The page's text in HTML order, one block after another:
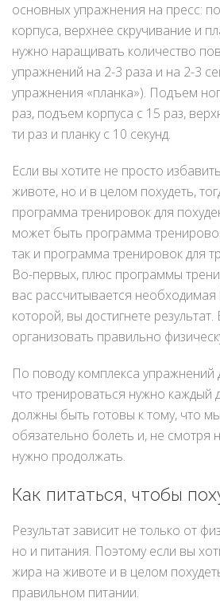
основных упражнения на пресс:
корпуса, верхнее скручивание и
нужно наращивать количество
упражнений на 2-3 раза и на 2-3
упражнения «планка»). Подъем
раз, подъем корпуса с 15 раз,
ти раз и планку с 10 секунд.
Если вы хотите не просто
животе, но и в целом похудеть,
программа тренировок для
может быть программа
так и программа тренировок для
Во-первых, плюс программы
вас рассчитывается необходимая
которой, вы достигнете
организовать правильно
По поводу комплекса упражнений
что тренироваться нужно каждый
должны быть готовы к тому, что
обязательно болеть и, не смотря
нужно продолжать.
Как питаться, чтобы
Результат зависит не только от
но и питания. Поэтому если вы
жира на животе и в целом
правильном питании.